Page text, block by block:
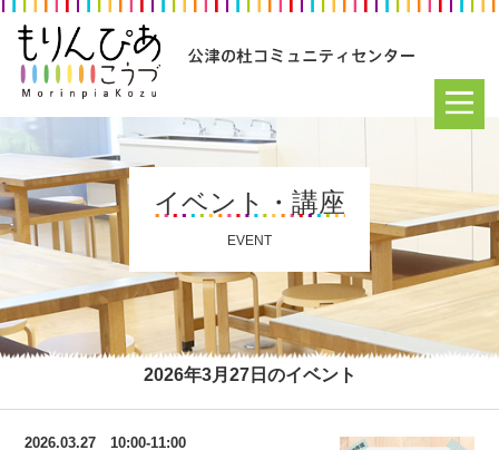
イベント・講座
EVENT
2026年3月27日のイベント
2026.03.27 10:00-11:00